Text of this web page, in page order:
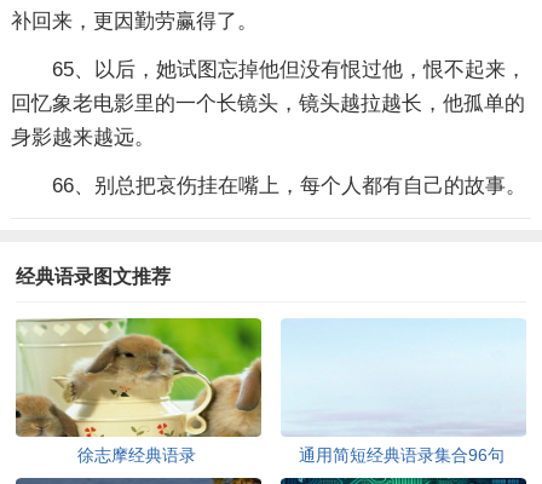
补回来，更因勤劳赢得了。
65、以后，她试图忘掉他但没有恨过他，恨不起来，
回忆象老电影里的一个长镜头，镜头越拉越长，他孤单的
身影越来越远。
66、别总把哀伤挂在嘴上，每个人都有自己的故事。
经典语录图文推荐
徐志摩经典语录 通用简短经典语录集合96句